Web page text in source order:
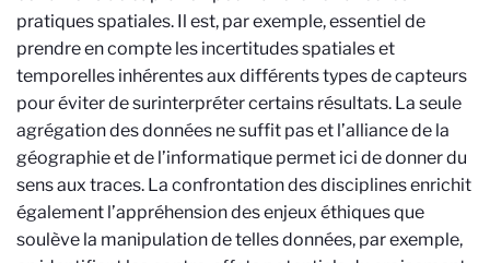
pratiques spatiales. Il est, par exemple, essentiel de
prendre en compte les incertitudes spatiales et
temporelles inhérentes aux différents types de capteurs
pour éviter de surinterpréter certains résultats. La seule
agrégation des données ne suffit pas et l’alliance de la
géographie et de l’informatique permet ici de donner du
sens aux traces. La confrontation des disciplines enrichit
également l’appréhension des enjeux éthiques que
soulève la manipulation de telles données, par exemple,